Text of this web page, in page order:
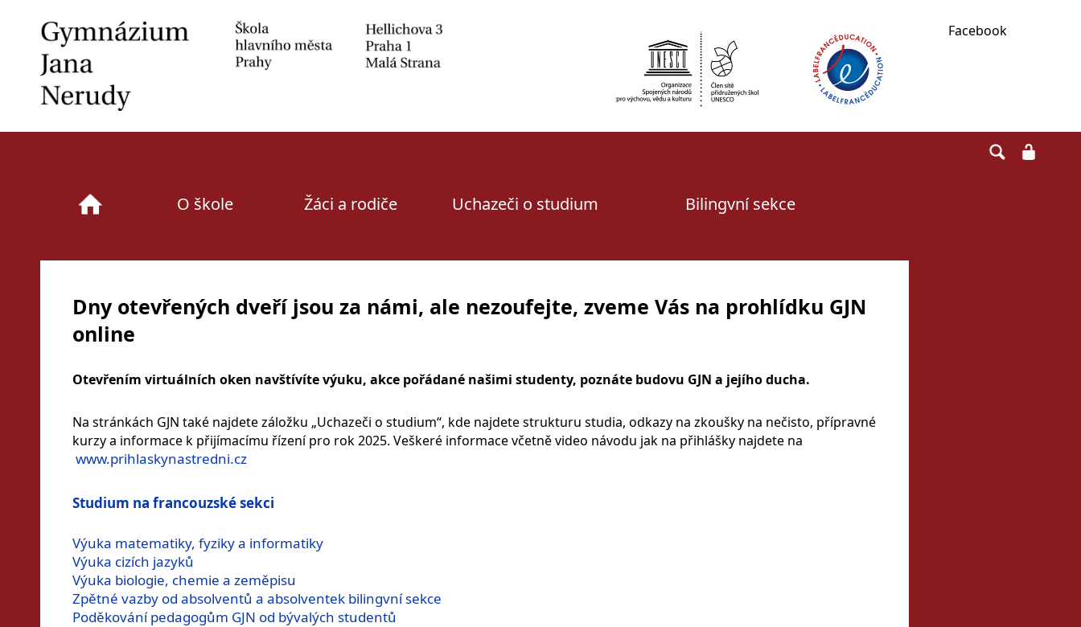
content
Facebook
O škole Žáci a rodiče Uchazeči o studium Bilingvní sekce
Dny otevřených dveří jsou za námi, ale nezoufejte, zveme Vás na prohlídku GJN
online
Otevřením virtuálních oken navštívíte výuku, akce pořádané našimi studenty, poznáte budovu GJN a jejího ducha.
Na stránkách GJN také najdete záložku „Uchazeči o studium“, kde najdete strukturu studia, odkazy na zkoušky na nečisto, přípravné
kurzy a informace k přijímacímu řízení pro rok 2025. Veškeré informace včetně video návodu jak na přihlášky najdete na
www.prihlaskynastredni.cz
Studium na francouzské sekci
Výuka matematiky, fyziky a informatiky
Výuka cizích jazyků
Výuka biologie, chemie a zeměpisu
Zpětné vazby od absolventů a absolventek bilingvní sekce
Poděkování pedagogům GJN od bývalých studentů